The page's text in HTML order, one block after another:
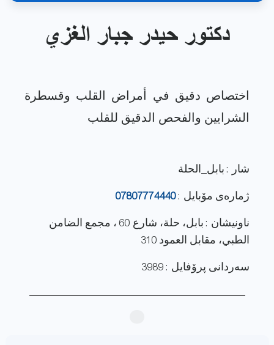
دكتور حيدر جبار الغزي
اختصاص دقيق في أمراض القلب وقسطرة
شار : بابل_الحلة
ژماره‌ی مۆبایل :07807774440
ناونيشان : بابل، حلة، شارع 60 ، مجمع الضامن
الطبي، مقابل العمود 310
سەردانی پرۆفایل : 3989